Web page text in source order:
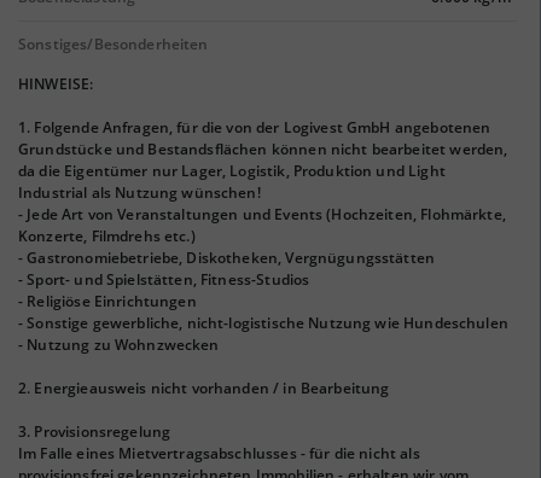
Sonstiges/Besonderheiten
HINWEISE:
1. Folgende Anfragen, für die von der Logivest GmbH angebotenen
Grundstücke und Bestandsflächen können nicht bearbeitet werden,
da die Eigentümer nur Lager, Logistik, Produktion und Light
Industrial als Nutzung wünschen!
- Jede Art von Veranstaltungen und Events (Hochzeiten, Flohmärkte,
Konzerte, Filmdrehs etc.)
- Gastronomiebetriebe, Diskotheken, Vergnügungsstätten
- Sport- und Spielstätten, Fitness-Studios
- Religiöse Einrichtungen
- Sonstige gewerbliche, nicht-logistische Nutzung wie Hundeschulen
- Nutzung zu Wohnzwecken
2. Energieausweis nicht vorhanden / in Bearbeitung
3. Provisionsregelung
Im Falle eines Mietvertragsabschlusses - für die nicht als